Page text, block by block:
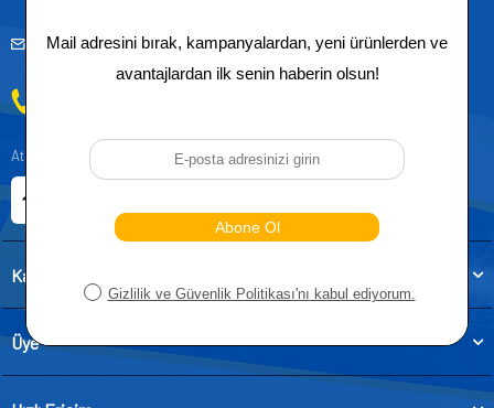
musteridestek@goodyearotoaksesuar.com.tr
Atatürk, Kıraç Mevkii, Orhan Veli Cd. D:No:19, 34522 Esenyurt/İstanbul
Kategoriler
Üye